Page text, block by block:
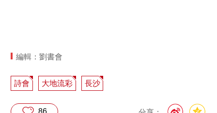
編輯：劉書會
詩會 大地流彩 長沙
86